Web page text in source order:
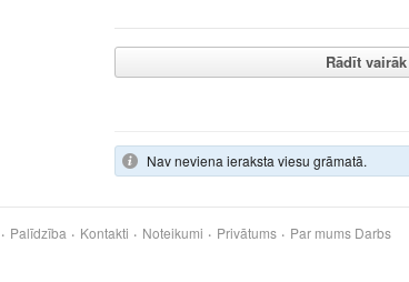
Rādīt
Nav neviena ieraksta viesu grāmatā.
Palīdzība Kontakti Noteikumi Privātums Par mums Darbs